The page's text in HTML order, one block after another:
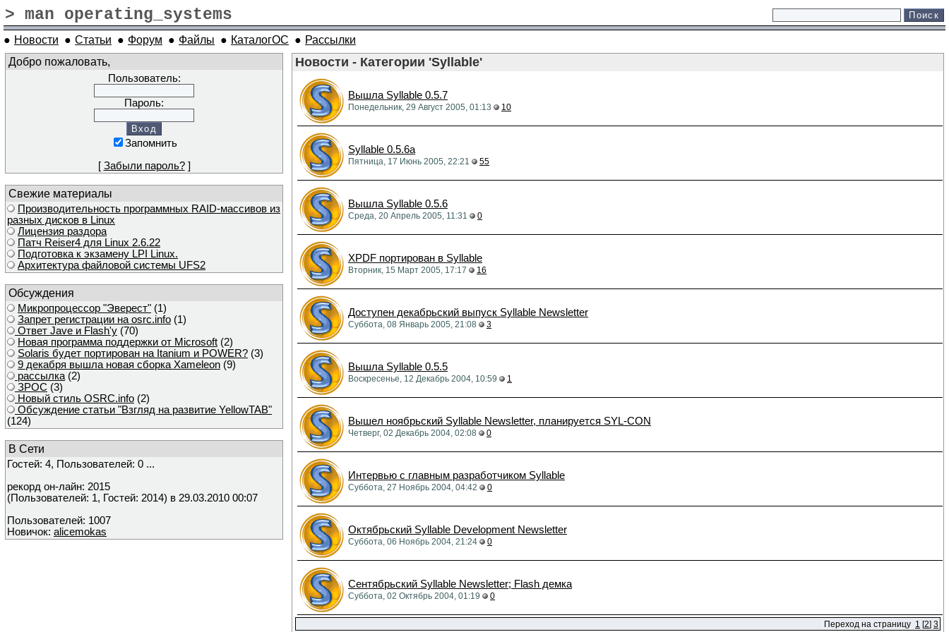
> man operating_systems
● Новости ● Статьи ● Форум ● Файлы ● КаталогОС ● Рассылки
Добро пожаловать,
Пользователь:
Пароль:
Запомнить
[ Забыли пароль?]
Свежие материалы
Производительность программных RAID-массивов из
разных дисков в Linux
Лицензия раздора
Патч Reiser4 для Linux 2.6.22
Подготовка к экзамену LPI Linux.
Архитектура файловой системы UFS2
Обсуждения
Микропроцессор "Эверест" (1)
Запрет регистрации на osrc.info (1)
Ответ Javе и Flash'у (70)
Новая программа поддержки от Microsoft (2)
Solaris будет портирован на Itanium и POWER? (3)
9 декабря вышла новая сборка Xameleon (9)
рассылка (2)
ЗРОС (3)
Новый стиль OSRC.info (2)
Обсуждение статьи "Взгляд на развитие YellowTAB"
(124)
В Сети
Гостей: 4, Пользователей: 0 ...
рекорд он-лайн: 2015
(Пользователей: 1, Гостей: 2014) в 29.03.2010 00:07
Пользователей: 1007
Новичок: alicemokas
Новости - Категории 'Syllable'
Вышла Syllable 0.5.7
Понедельник, 29 Август 2005, 01:13 10
Syllable 0.5.6a
Пятница, 17 Июнь 2005, 22:21 55
Вышла Syllable 0.5.6
Среда, 20 Апрель 2005, 11:31 0
XPDF портирован в Syllable
Вторник, 15 Март 2005, 17:17 16
Доступен декабрьский выпуск Syllable Newsletter
Суббота, 08 Январь 2005, 21:08 3
Вышла Syllable 0.5.5
Воскресенье, 12 Декабрь 2004, 10:59 1
Вышел ноябрьский Syllable Newsletter, планируется SYL-CON
Четверг, 02 Декабрь 2004, 02:08 0
Интервью с главным разработчиком Syllable
Суббота, 27 Ноябрь 2004, 04:42 0
Октябрьский Syllable Development Newsletter
Суббота, 06 Ноябрь 2004, 21:24 0
Сентябрьский Syllable Newsletter; Flash демка
Суббота, 02 Октябрь 2004, 01:19 0
Переход на страницу 1 [2] 3